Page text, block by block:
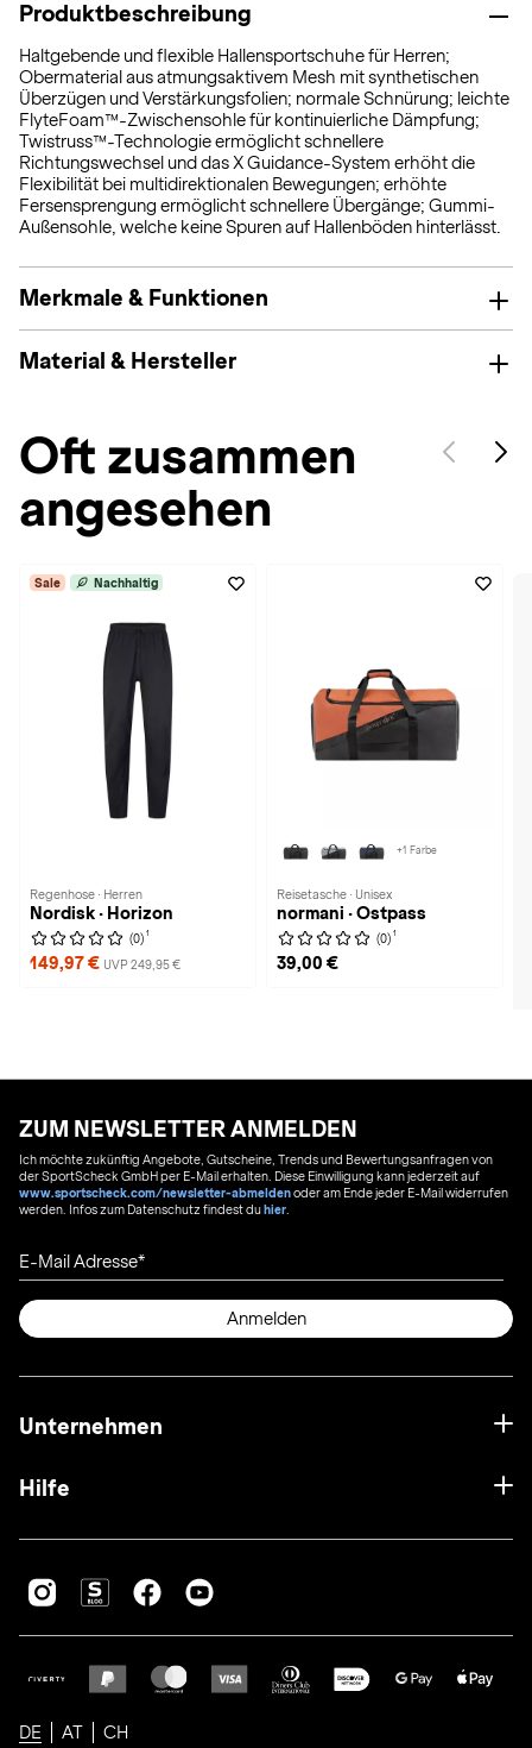
Produktbeschreibung
Haltgebende und flexible Hallensportschuhe für Herren;
Obermaterial aus atmungsaktivem Mesh mit synthetischen
Überzügen und Verstärkungsfolien; normale Schnürung; leichte
FlyteFoam™-Zwischensohle für kontinuierliche Dämpfung;
Twistruss™-Technologie ermöglicht schnellere
Richtungswechsel und das X Guidance-System erhöht die
Flexibilität bei multidirektionalen Bewegungen; erhöhte
Fersensprengung ermöglicht schnellere Übergänge; Gummi-
Außensohle, welche keine Spuren auf Hallenböden hinterlässt.
Merkmale & Funktionen
Material & Hersteller
Oft zusammen
angesehen
Sale Nachhaltig
Regenhose · Herren
Nordisk · Horizon
(0) 1
149,97 € UVP 249,95 €
+1 Farbe
Reisetasche · Unisex
normani · Ostpass
(0) 1
39,00 €
ZUM NEWSLETTER ANMELDEN
Ich möchte zukünftig Angebote, Gutscheine, Trends und Bewertungsanfragen von
der SportScheck GmbH per E-Mail erhalten. Diese Einwilligung kann jederzeit auf
www.sportscheck.com/newsletter-abmeldenoder am Ende jeder E-Mail widerrufen
werden. Infos zum Datenschutz findest duhier
E-Mail Adresse
Anmelden
Unternehmen
Hilfe
DE AT CH